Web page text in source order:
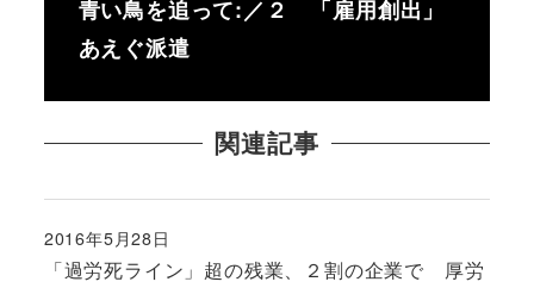
青い鳥を追って:／２ 「雇用創出」
あえぐ派遣
関連記事
「過労死ライン」超の残業、２割の企業で 厚労
投稿日
2016年5月28日